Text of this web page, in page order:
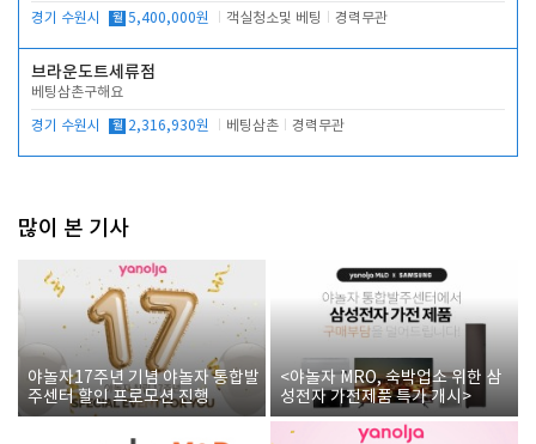
경기 수원시 월 5,400,000원 객실청소및 베팅 경력무관
브라운도트세류점
베팅삼촌구해요
경기 수원시 월 2,316,930원 베팅삼촌 경력무관
많이 본 기사
야놀자17주년 기념 야놀자 통합발
주센터 할인 프로모션 진행
<야놀자 MRO, 숙박업소 위한 삼
성전자 가전제품 특가 개시>